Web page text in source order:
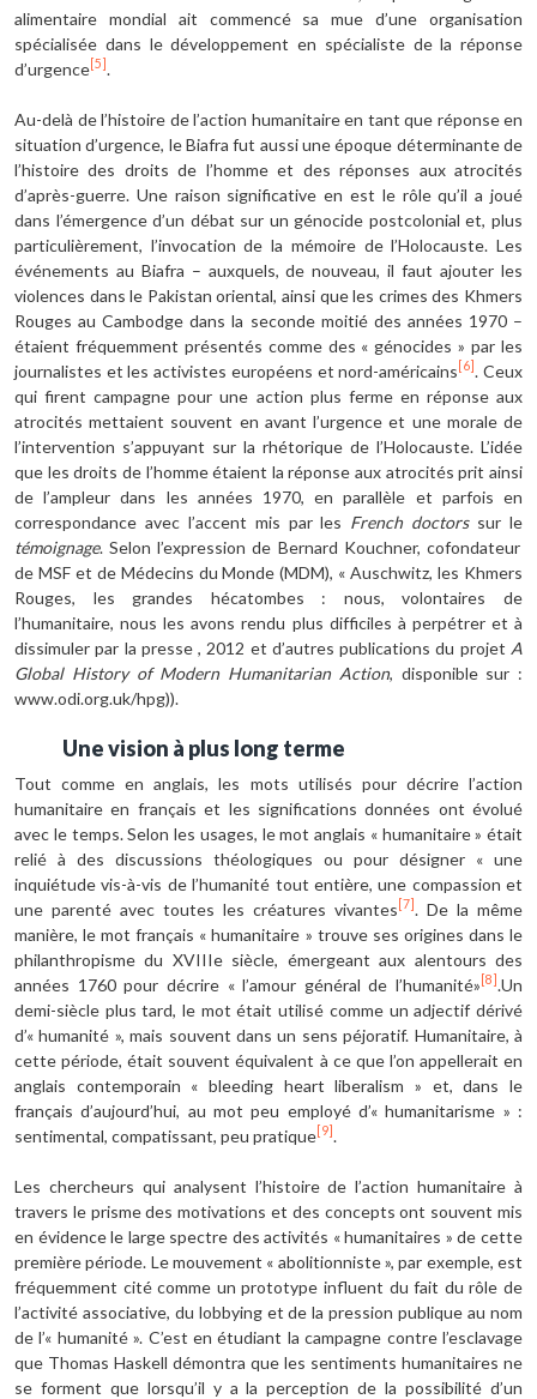
alimentaire mondial ait commencé sa mue d’une organisation
spécialisée dans le développement en spécialiste de la réponse
d’urgence [5] .
Au-delà de l’histoire de l’action humanitaire en tant que réponse en
situation d’urgence, le Biafra fut aussi une époque déterminante de
l’histoire des droits de l’homme et des réponses aux atrocités
d’après-guerre. Une raison significative en est le rôle qu’il a joué
dans l’émergence d’un débat sur un génocide postcolonial et, plus
particulièrement, l’invocation de la mémoire de l’Holocauste. Les
événements au Biafra – auxquels, de nouveau, il faut ajouter les
violences dans le Pakistan oriental, ainsi que les crimes des Khmers
Rouges au Cambodge dans la seconde moitié des années 1970 –
étaient fréquemment présentés comme des « génocides » par les
journalistes et les activistes européens et nord-américains [6] . Ceux
qui firent campagne pour une action plus ferme en réponse aux
atrocités mettaient souvent en avant l’urgence et une morale de
l’intervention s’appuyant sur la rhétorique de l’Holocauste. L’idée
que les droits de l’homme étaient la réponse aux atrocités prit ainsi
de l’ampleur dans les années 1970, en parallèle et parfois en
correspondance avec l’accent mis par les French doctors sur le
témoignage. Selon l’expression de Bernard Kouchner, cofondateur
de MSF et de Médecins du Monde (MDM), « Auschwitz, les Khmers
Rouges, les grandes hécatombes : nous, volontaires de
l’humanitaire, nous les avons rendu plus difficiles à perpétrer et à
dissimuler par la presse , 2012 et d’autres publications du projet A
Global History of Modern Humanitarian Action, disponible sur :
www.odi.org.uk/hpg)).
Une vision à plus long terme
Tout comme en anglais, les mots utilisés pour décrire l’action
humanitaire en français et les significations données ont évolué
avec le temps. Selon les usages, le mot anglais « humanitaire » était
relié à des discussions théologiques ou pour désigner « une
inquiétude vis-à-vis de l’humanité tout entière, une compassion et
une parenté avec toutes les créatures vivantes [7] . De la même
manière, le mot français « humanitaire » trouve ses origines dans le
philanthropisme du XVIIIe siècle, émergeant aux alentours des
années 1760 pour décrire « l’amour général de l’humanité» [8] .Un
demi-siècle plus tard, le mot était utilisé comme un adjectif dérivé
d’« humanité », mais souvent dans un sens péjoratif. Humanitaire, à
cette période, était souvent équivalent à ce que l’on appellerait en
anglais contemporain « bleeding heart liberalism » et, dans le
français d’aujourd’hui, au mot peu employé d’« humanitarisme » :
sentimental, compatissant, peu pratique [9] .
Les chercheurs qui analysent l’histoire de l’action humanitaire à
travers le prisme des motivations et des concepts ont souvent mis
en évidence le large spectre des activités « humanitaires » de cette
première période. Le mouvement « abolitionniste », par exemple, est
fréquemment cité comme un prototype influent du fait du rôle de
l’activité associative, du lobbying et de la pression publique au nom
de l’« humanité ». C’est en étudiant la campagne contre l’esclavage
que Thomas Haskell démontra que les sentiments humanitaires ne
se forment que lorsqu’il y a la perception de la possibilité d’un